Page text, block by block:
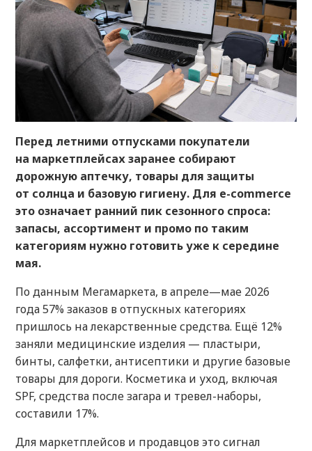
Перед летними отпусками покупатели
на маркетплейсах заранее собирают
дорожную аптечку, товары для защиты
от солнца и базовую гигиену. Для e-commerce
это означает ранний пик сезонного спроса:
запасы, ассортимент и промо по таким
категориям нужно готовить уже к середине
мая.
По данным Мегамаркета, в апреле—мае 2026
года 57% заказов в отпускных категориях
пришлось на лекарственные средства. Ещё 12%
заняли медицинские изделия — пластыри,
бинты, салфетки, антисептики и другие базовые
товары для дороги. Косметика и уход, включая
SPF, средства после загара и тревел-наборы,
составили 17%.
Для маркетплейсов и продавцов это сигнал